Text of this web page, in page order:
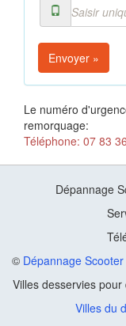
Envoyer »
Le numéro
remorquage:
Téléphone: 07 83
Dépannage
© Dépannage
Villes desservies
Villes du